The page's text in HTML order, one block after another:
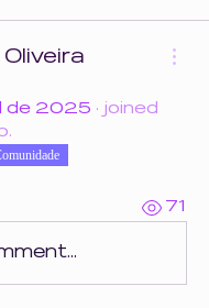
de 2025 · joined
71